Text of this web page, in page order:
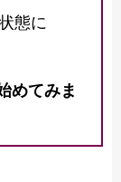
態に
めてみま